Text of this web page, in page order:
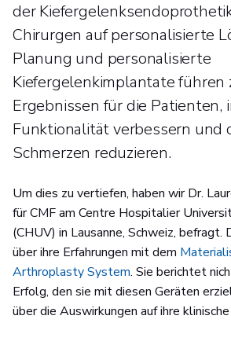
der
Chirurgen auf personalisierte
Planung und personalisierte
Kiefergelenkimplantate führen
Ergebnissen für die Patienten,
Funktionalität verbessern und
Schmerzen reduzieren.
Um dies zu vertiefen, haben wir Dr.
für CMF am Centre Hospitalier
(CHUV) in Lausanne, Schweiz, befragt.
über ihre Erfahrungen mit dem
Arthroplasty System. Sie berichtet
Erfolg, den sie mit diesen Geräten
über die Auswirkungen auf ihre